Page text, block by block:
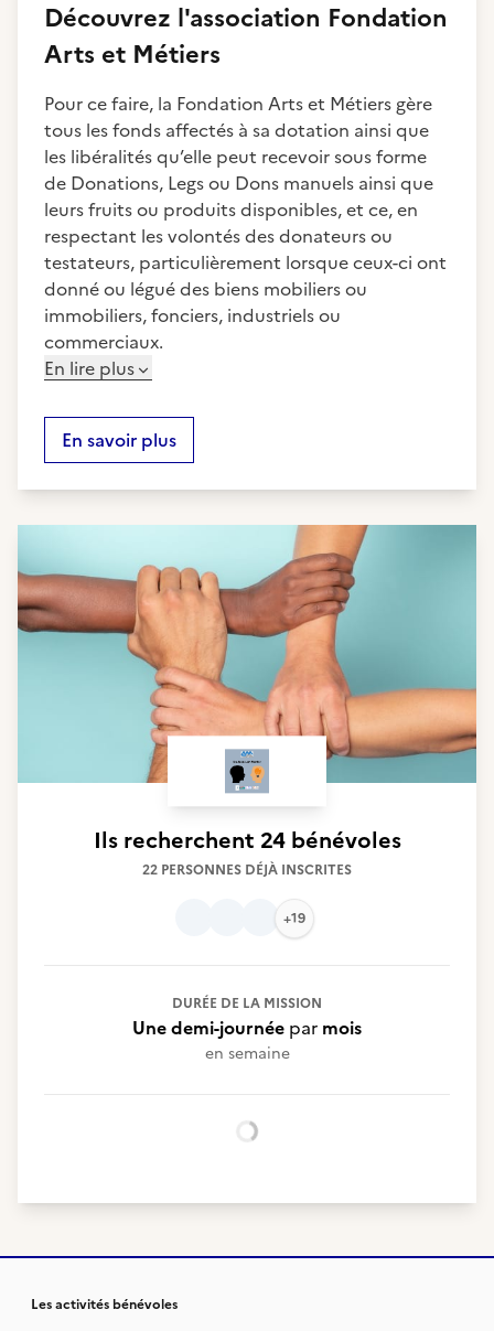
Découvrez l'association Fondation
Arts et Métiers
Pour ce faire, la Fondation Arts et Métiers gère
tous les fonds affectés à sa dotation ainsi que
les libéralités qu’elle peut recevoir sous forme
de Donations, Legs ou Dons manuels ainsi que
leurs fruits ou produits disponibles, et ce, en
respectant les volontés des donateurs ou
testateurs, particulièrement lorsque ceux-ci ont
donné ou légué des biens mobiliers ou
immobiliers, fonciers, industriels ou
commerciaux.
En lire plus
En savoir plus
Ils recherchent 24 bénévoles
22 PERSONNES DÉJÀ INSCRITES
+19
DURÉE DE LA MISSION
Une demi-journée par mois
en semaine
Chargement...
Les activités bénévoles